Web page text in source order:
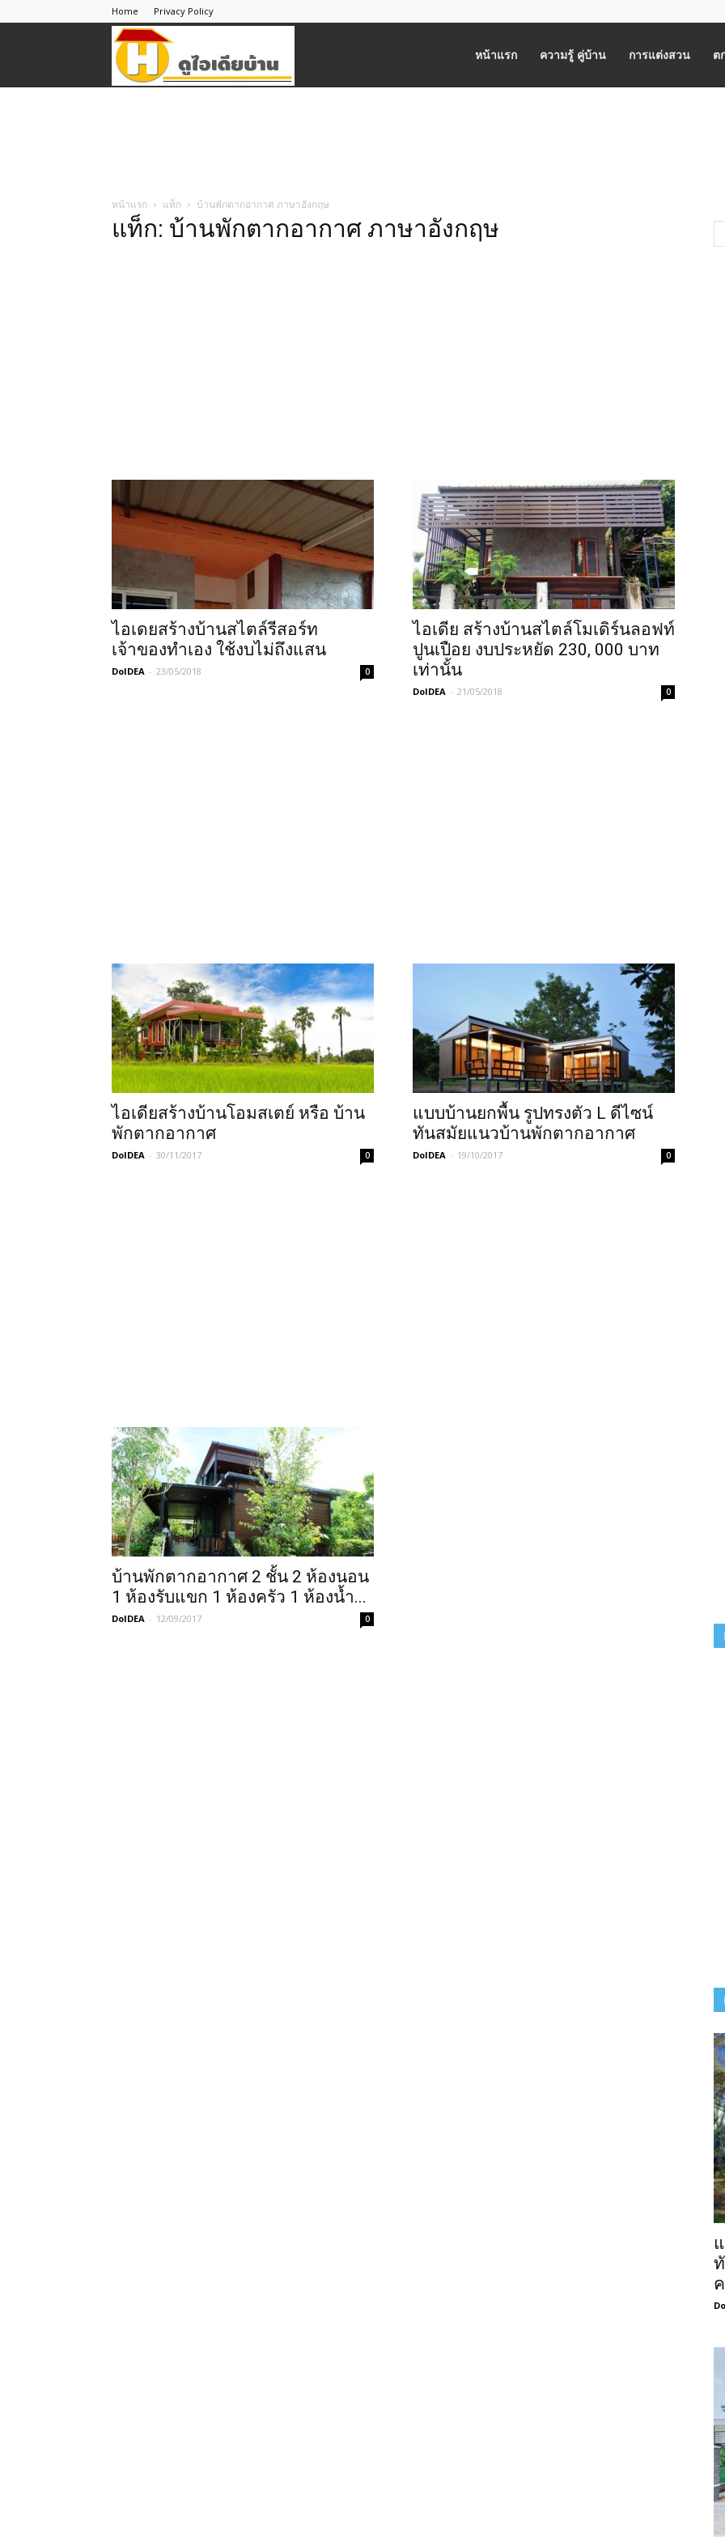
Home Privacy Policy
หน้าแรก ความรู้ คู่บ้าน การแต่งสวน ต
หน้าแรก แท็ก บ้านพักตากอากาศ ภาษาอังกฤษ
แท็ก: บ้านพักตากอากาศ ภาษาอังกฤษ
ไอเดยสร้างบ้านสไตล์รีสอร์ท
เจ้าของทำเอง ใช้งบไม่ถึงแสน
DoIDEA - 23/05/2018 0
ไอเดีย สร้างบ้านสไตล์โมเดิร์นลอฟท์
ปูนเปือย งบประหยัด 230, 000 บาท
เท่านั้น
DoIDEA - 21/05/2018 0
ไอเดียสร้างบ้านโอมสเตย์ หรือ บ้าน
พักตากอากาศ
DoIDEA - 30/11/2017 0
แบบบ้านยกพื้น รูปทรงตัว L ดีไซน์
ทันสมัยแนวบ้านพักตากอากาศ
DoIDEA - 19/10/2017 0
บ้านพักตากอากาศ 2 ชั้น 2 ห้องนอน
1 ห้องรับแขก 1 ห้องครัว 1 ห้องน้ำ...
DoIDEA - 12/09/2017 0